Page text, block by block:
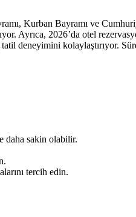
Kurban Bayramı ve
2026’da otel
deneyimini kolaylaştırıyor.
daha sakin olabilir.
tercih edin.